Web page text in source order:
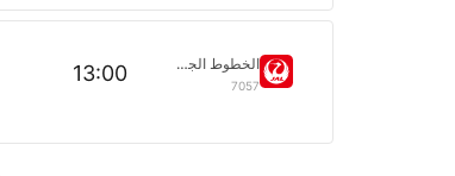
الخطوط الجوية اليابانية
7057
13:00